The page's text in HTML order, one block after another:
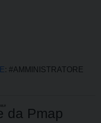
: #AMMINISTRATORE
da Pmap